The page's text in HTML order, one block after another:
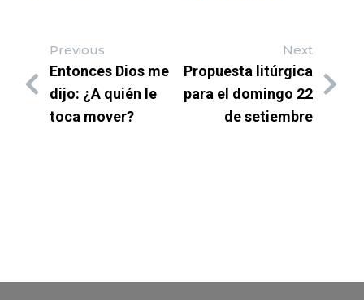
Previous
Entonces Dios me
dijo: ¿A quién le
toca mover?
Next
Propuesta litúrgica
para el domingo 22
de setiembre